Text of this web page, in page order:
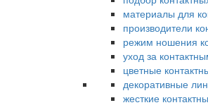
материалы для
производители
режим ношения
уход за
цветные
декоративные
жесткие